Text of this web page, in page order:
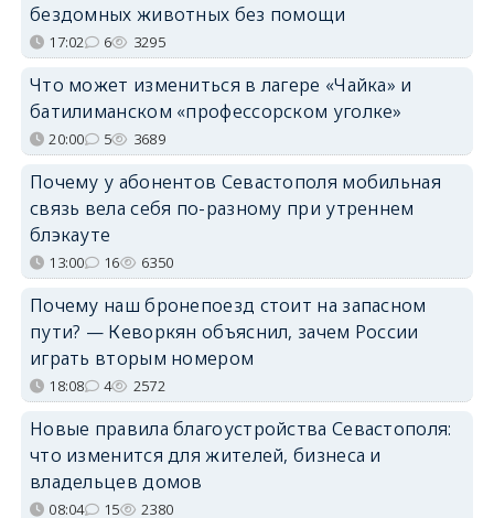
бездомных животных без помощи
17:02 6 3295
Что может измениться в лагере «Чайка» и
батилиманском «профессорском уголке»
20:00 5 3689
Почему у абонентов Севастополя мобильная
связь вела себя по-разному при утреннем
блэкауте
13:00 16 6350
Почему наш бронепоезд стоит на запасном
пути? — Кеворкян объяснил, зачем России
играть вторым номером
18:08 4 2572
Новые правила благоустройства Севастополя:
что изменится для жителей, бизнеса и
владельцев домов
08:04 15 2380